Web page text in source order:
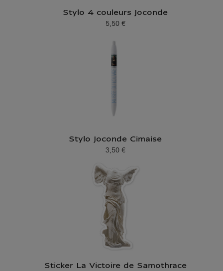
Stylo 4 couleurs Joconde
Prix ​​actuel
5,50 €
Stylo Joconde Cimaise
Prix ​​actuel
3,50 €
Sticker La Victoire de Samothrace